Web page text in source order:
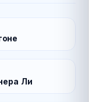
Ли